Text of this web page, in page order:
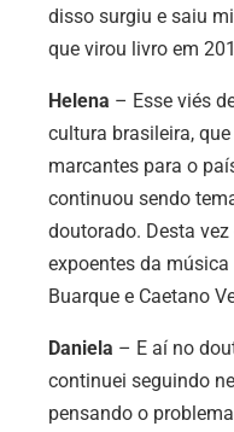
disso surgiu e saiu
que virou livro em
Helena – Esse viés
cultura brasileira,
marcantes para o
continuou sendo
doutorado. Desta
expoentes da
Buarque e Caetano
Daniela – E aí no
continuei seguindo
pensando o